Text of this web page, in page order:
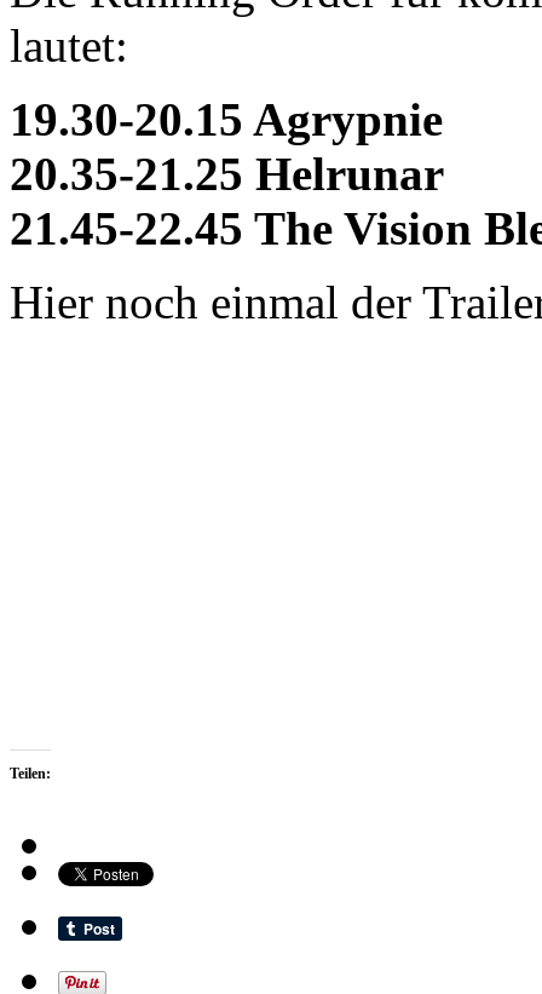
lautet:
19.30-20.15 Agrypnie
20.35-21.25 Helrunar
21.45-22.45 The Vision
Hier noch einmal der
Teilen: